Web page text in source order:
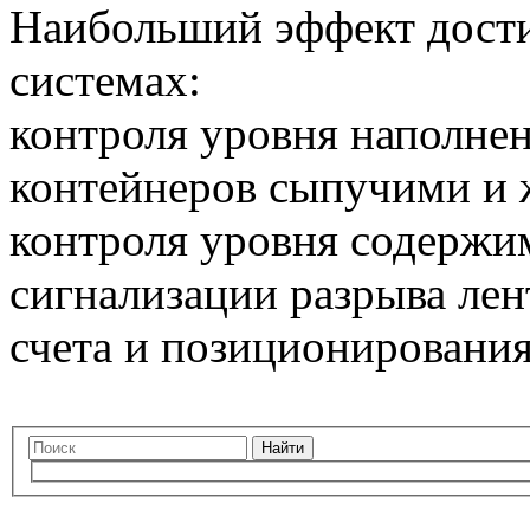
Наибольший эффект
системах:
контроля уровня
контейнеров сыпучими
контроля уровня
сигнализации разрыва
счета и
Найти